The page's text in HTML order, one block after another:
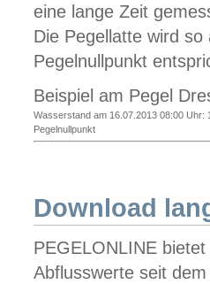
eine lange Zeit
Die Pegellatte wird
Pegelnullpunkt
Beispiel am Pegel
Wasserstand am 16.07.2013 08:00 Uhr:
Pegelnullpunkt
Download
PEGELONLINE
Abflusswerte seit